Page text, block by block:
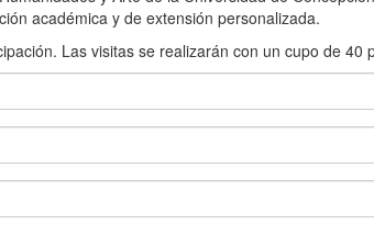
académica y de extensión personalizada.
Las visitas se realizarán con un cupo de 40